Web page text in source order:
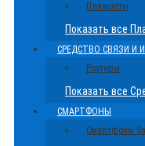
Планшеты
Показать все
СРЕДСТВО СВЯЗИ И
Роутеры
Показать все
СМАРТФОНЫ
Смартфоны